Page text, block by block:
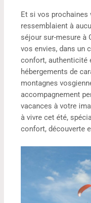
Et si vos prochaines
ressemblaient à
séjour sur-mesure à
vos envies, dans un
confort, authenticité
hébergements de
montagnes
accompagnement
vacances à votre
à vivre cet été,
confort, découverte